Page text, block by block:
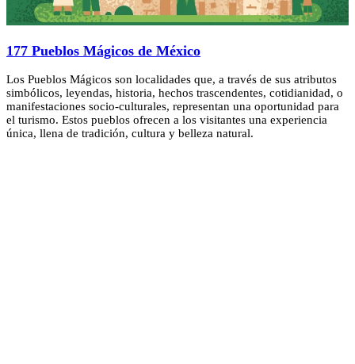
177 Pueblos Mágicos de México
Los Pueblos Mágicos son localidades que, a través de sus atributos
simbólicos, leyendas, historia, hechos trascendentes, cotidianidad, o
manifestaciones socio-culturales, representan una oportunidad para
el turismo. Estos pueblos ofrecen a los visitantes una experiencia
única, llena de tradición, cultura y belleza natural.